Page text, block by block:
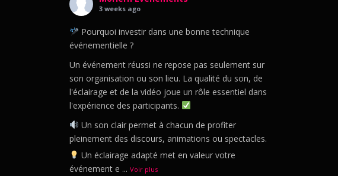
3 weeks ago
Pourquoi investir dans une bonne technique
événementielle ?
Un événement réussi ne repose pas seulement sur
son organisation ou son lieu. La qualité du son, de
l'éclairage et de la vidéo joue un rôle essentiel dans
l'expérience des participants.
Un son clair permet à chacun de profiter
pleinement des discours, animations ou spectacles.
Un éclairage adapté met en valeur votre
événement e ... Voir plus